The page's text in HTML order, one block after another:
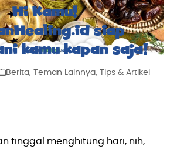
Berita, Teman Lainnya,
Tips & Artikel
tinggal menghitung hari, nih,
Hi Kamu!
siap
kamu kapan saja!